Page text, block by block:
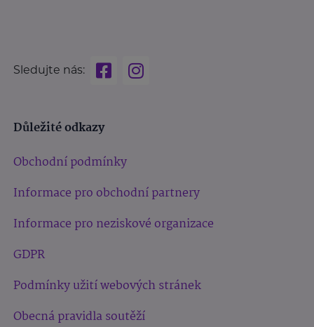
Sledujte nás:
Důležité odkazy
Obchodní podmínky
Informace pro obchodní partnery
Informace pro neziskové organizace
GDPR
Podmínky užití webových stránek
Obecná pravidla soutěží